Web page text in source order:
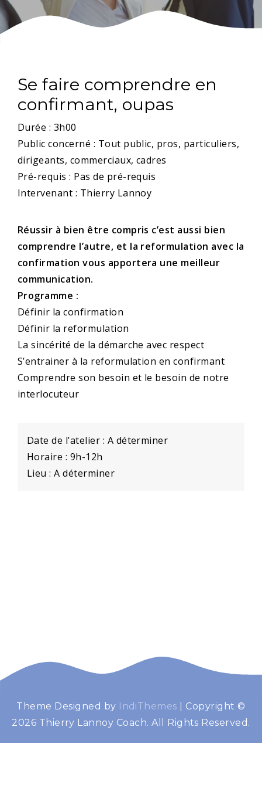
Se faire comprendre en
confirmant, oupas
Durée : 3h00
Public concerné : Tout public, pros, particuliers,
dirigeants, commerciaux, cadres
Pré-requis : Pas de pré-requis
Intervenant : Thierry Lannoy
Réussir à bien être compris c’est aussi bien
comprendre l’autre, et la reformulation avec la
confirmation vous apportera une meilleur
communication.
Programme :
Définir la confirmation
Définir la reformulation
La sincérité de la démarche avec respect
S’entrainer à la reformulation en confirmant
Comprendre son besoin et le besoin de notre
interlocuteur
Date de l’atelier : A déterminer
Horaire : 9h-12h
Lieu : A déterminer
Theme Designed by IndiThemes
Copyright ©
2026 Thierry Lannoy Coach. All Rights Reserved.
Thierry Lannoy
Coach
Booster de performance